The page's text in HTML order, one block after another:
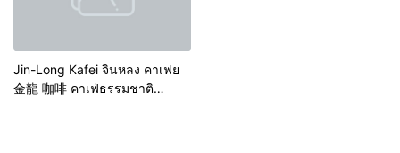
Jin-Long Kafei จินหลง คาเฟย
金龍 咖啡 คาเฟ่ธรรมชาติ